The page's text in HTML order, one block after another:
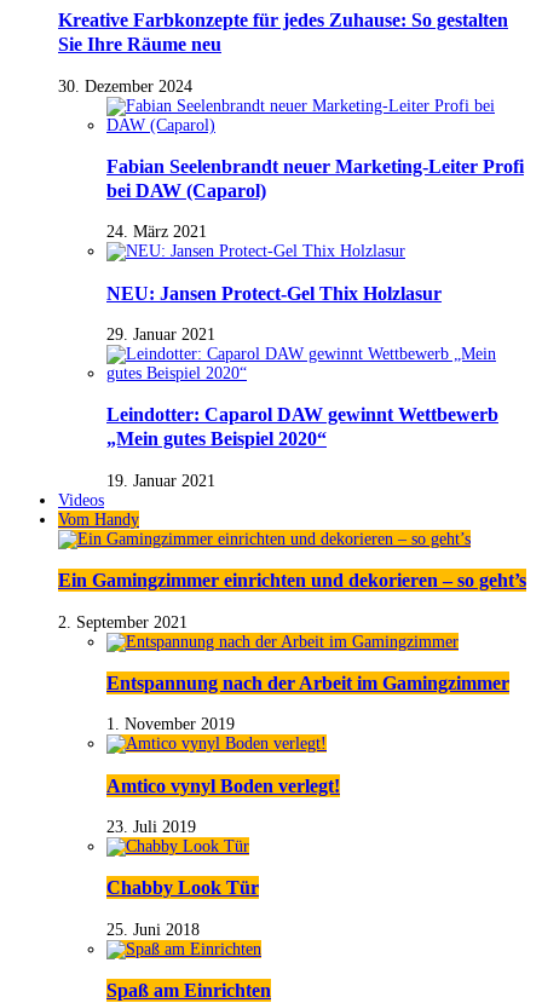
Kreative Farbkonzepte für jedes Zuhause: So gestalten
Sie Ihre Räume neu
30. Dezember 2024
Fabian Seelenbrandt neuer Marketing-Leiter Profi
bei DAW (Caparol)
24. März 2021
NEU: Jansen Protect-Gel Thix Holzlasur
29. Januar 2021
Leindotter: Caparol DAW gewinnt Wettbewerb
„Mein gutes Beispiel 2020“
19. Januar 2021
Videos
Vom Handy
Ein Gamingzimmer einrichten und dekorieren – so geht’s
2. September 2021
Entspannung nach der Arbeit im Gamingzimmer
1. November 2019
Amtico vynyl Boden verlegt!
23. Juli 2019
Chabby Look Tür
25. Juni 2018
Spaß am Einrichten